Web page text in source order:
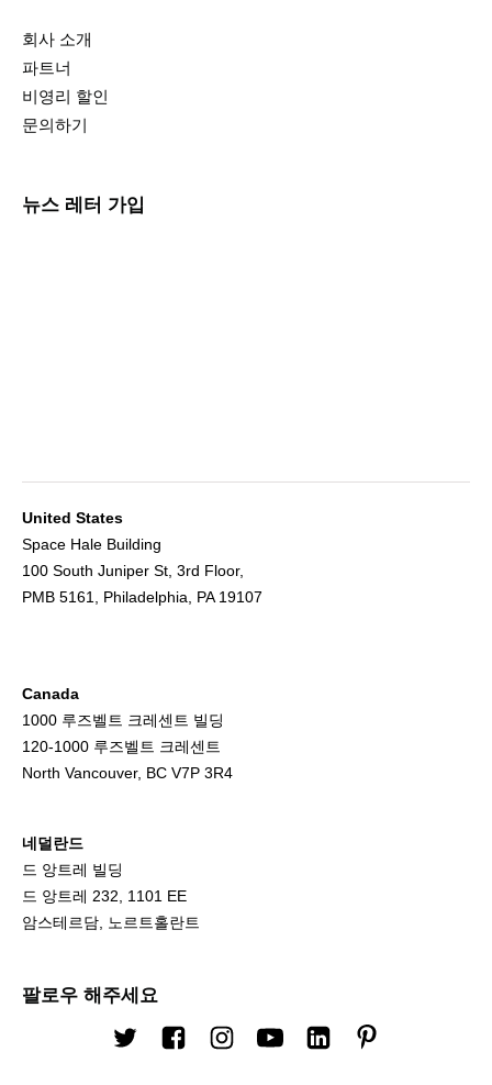
회사 소개
파트너
비영리 할인
문의하기
뉴스 레터 가입
United States
Space Hale Building
100 South Juniper St, 3rd Floor,
PMB 5161, Philadelphia, PA 19107
Canada
1000 루즈벨트 크레센트 빌딩
120-1000 루즈벨트 크레센트
North Vancouver, BC V7P 3R4
네덜란드
드 앙트레 빌딩
드 앙트레 232, 1101 EE
암스테르담, 노르트홀란트
팔로우 해주세요
트위터Facebook인스타그램
유튜브링크드 인